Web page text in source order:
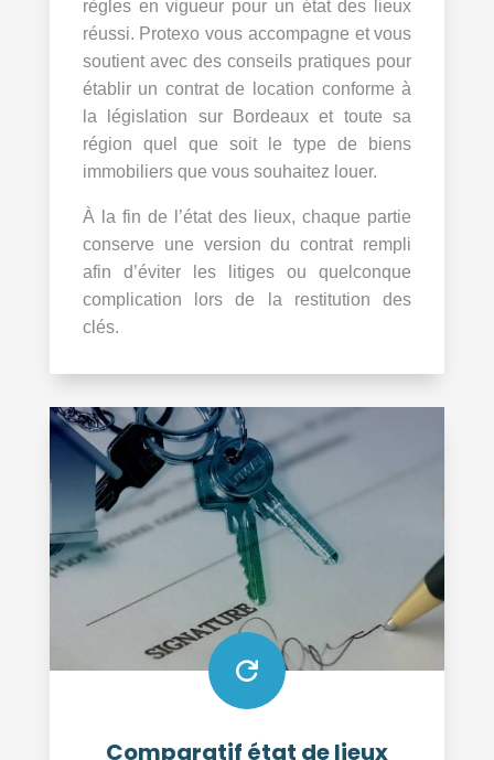
règles en vigueur pour un état des lieux
réussi. Protexo vous accompagne et vous
soutient avec des conseils pratiques pour
établir un contrat de location conforme à
la législation sur Bordeaux et toute sa
région quel que soit le type de biens
immobiliers que vous souhaitez louer.
À la fin de l’état des lieux, chaque partie
conserve une version du contrat rempli
afin d’éviter les litiges ou quelconque
complication lors de la restitution des
clés.

Comparatif état de lieux